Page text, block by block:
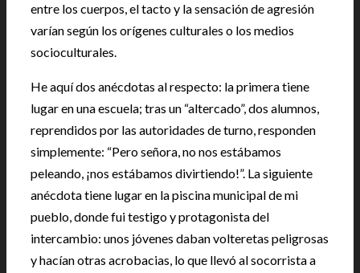
entre los cuerpos, el tacto y la sensación de agresión
varían según los orígenes culturales o los medios
socioculturales.
He aquí dos anécdotas al respecto: la primera tiene
lugar en una escuela; tras un “altercado”, dos alumnos,
reprendidos por las autoridades de turno, responden
simplemente: “Pero señora, no nos estábamos
peleando, ¡nos estábamos divirtiendo!”. La siguiente
anécdota tiene lugar en la piscina municipal de mi
pueblo, donde fui testigo y protagonista del
intercambio: unos jóvenes daban volteretas peligrosas
y hacían otras acrobacias, lo que llevó al socorrista a